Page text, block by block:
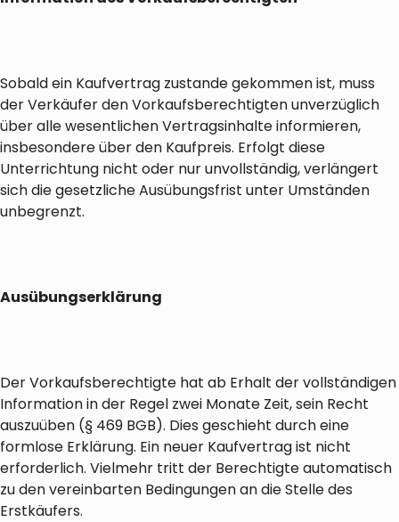
Sobald ein Kaufvertrag zustande gekommen ist, muss
der Verkäufer den Vorkaufsberechtigten unverzüglich
über alle wesentlichen Vertragsinhalte informieren,
insbesondere über den Kaufpreis. Erfolgt diese
Unterrichtung nicht oder nur unvollständig, verlängert
sich die gesetzliche Ausübungsfrist unter Umständen
unbegrenzt.
Ausübungserklärung
Der Vorkaufsberechtigte hat ab Erhalt der vollständigen
Information in der Regel zwei Monate Zeit, sein Recht
auszuüben (§ 469 BGB). Dies geschieht durch eine
formlose Erklärung. Ein neuer Kaufvertrag ist nicht
erforderlich. Vielmehr tritt der Berechtigte automatisch
zu den vereinbarten Bedingungen an die Stelle des
Erstkäufers.